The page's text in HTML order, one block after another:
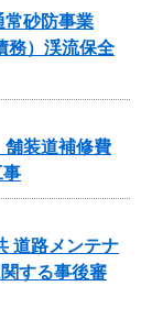
砂防事業
務）渓流保全
装道補修費
事
道路メンテナ
する事後審